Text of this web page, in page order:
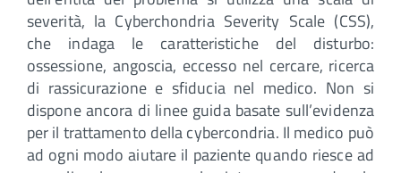
severità, la Cyberchondria Severity Scale (CSS),
che indaga le caratteristiche del disturbo:
ossessione, angoscia, eccesso nel cercare, ricerca
di rassicurazione e sfiducia nel medico. Non si
dispone ancora di linee guida basate sull’evidenza
per il trattamento della cybercondria. Il medico può
ad ogni modo aiutare il paziente quando riesce ad